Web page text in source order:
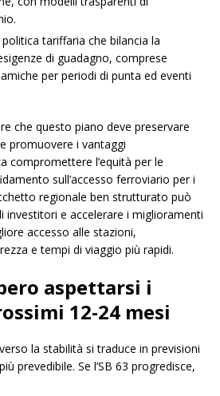
tariffaria che bilancia la
di guadagno, comprese
per periodi di punta ed eventi
che questo piano deve preservare
promuovere i vantaggi
compromettere l’equità per le
sull’accesso ferroviario per i
regionale ben strutturato può
investitori e accelerare i miglioramenti
accesso alle stazioni,
e tempi di viaggio più rapidi.
aspettarsi i
12-24 mesi
la stabilità si traduce in previsioni
prevedibile. Se l’SB 63 progredisce,